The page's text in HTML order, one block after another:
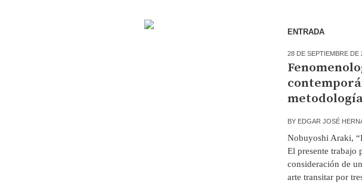
ENTRADA
28 DE SEPTIEMBRE DE
BY EDGAR JOSÉ
Nobuyoshi Araki,
El presente trabajo
consideración de
arte transitar por